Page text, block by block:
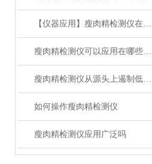
【仪器应用】瘦肉精检测仪在屠宰场的应用
瘦肉精检测仪可以应用在哪些场所
瘦肉精检测仪从源头上遏制低劣肉品
如何操作瘦肉精检测仪
瘦肉精检测仪应用广泛吗